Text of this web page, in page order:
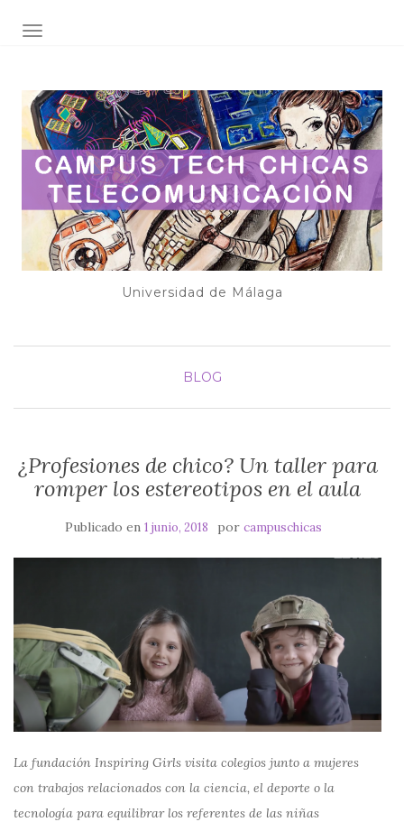
ALTERNAR NAVEGACIÓN
Universidad de Málaga
BLOG
¿Profesiones de chico? Un taller para
romper los estereotipos en el aula
Publicado en 1 junio, 2018 por campuschicas
La fundación Inspiring Girls visita colegios junto a mujeres
con trabajos relacionados con la ciencia, el deporte o la
tecnología para equilibrar los referentes de las niñas